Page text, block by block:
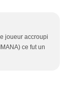
joueur accroupi
ce fut un